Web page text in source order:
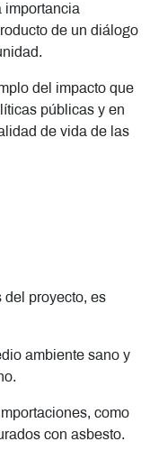
importancia
de un diálogo
del impacto que
públicas y en
de vida de las
del proyecto, es
ambiente sano y
como
con asbesto.